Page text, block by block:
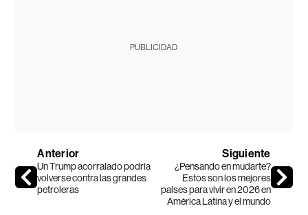
PUBLICIDAD
Anterior
Un Trump acorralado podría
volverse contra las grandes
petroleras
Siguiente
¿Pensando en mudarte?
Estos son los mejores
países para vivir en 2026 en
América Latina y el mundo